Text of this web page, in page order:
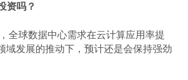
资吗？
全球数据中心需求在云计算应用率提
域发展的推动下，预计还是会保持强劲